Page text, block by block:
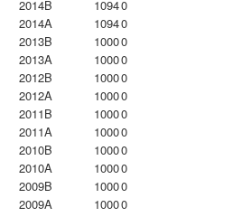
2014B
10940
2014A
10940
2013B
10000
2013A
10000
2012B
10000
2012A
10000
2011B
10000
2011A
10000
2010B
10000
2010A
10000
2009B
10000
2009A
10000